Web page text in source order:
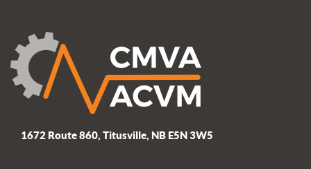
1672 Route 860, Titusville, NB E5N 3W5